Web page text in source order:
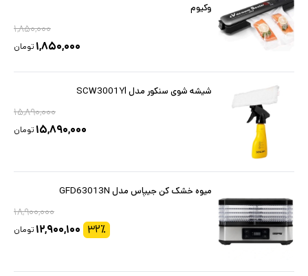
وکیوم
۱,۸۵۰,۰۰۰
۱,۸۵۰,۰۰۰ تومان
شیشه شوی سنکور مدل SCW3001Yl
۱۵,۸۹۰,۰۰۰
۱۵,۸۹۰,۰۰۰ تومان
میوه خشک کن جیپاس مدل GFD63013N
۱۸,۹۰۰,۰۰۰
۳۲٪ ۱۲,۹۰۰,۱۰۰ تومان